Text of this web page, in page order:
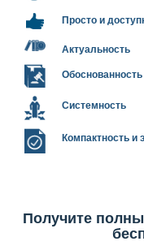
Просто и
Актуальность
Обоснованность
Системность
Компактность и
Получите